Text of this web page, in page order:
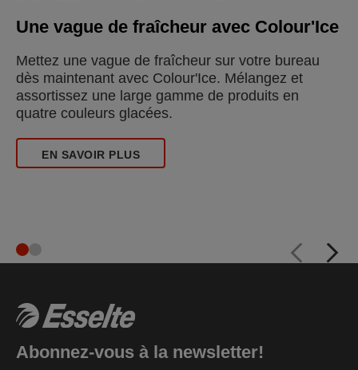
La gamme pour le bureau aux couleurs
Apportez de l'harmonie et des couleurs sur votre
lieu de travail. Choisissez entre six couleurs
VIVIDA contemporaines et des produits
teinte et avec un nouveau motif élégant.
Abonnez-vous à la newsletter!